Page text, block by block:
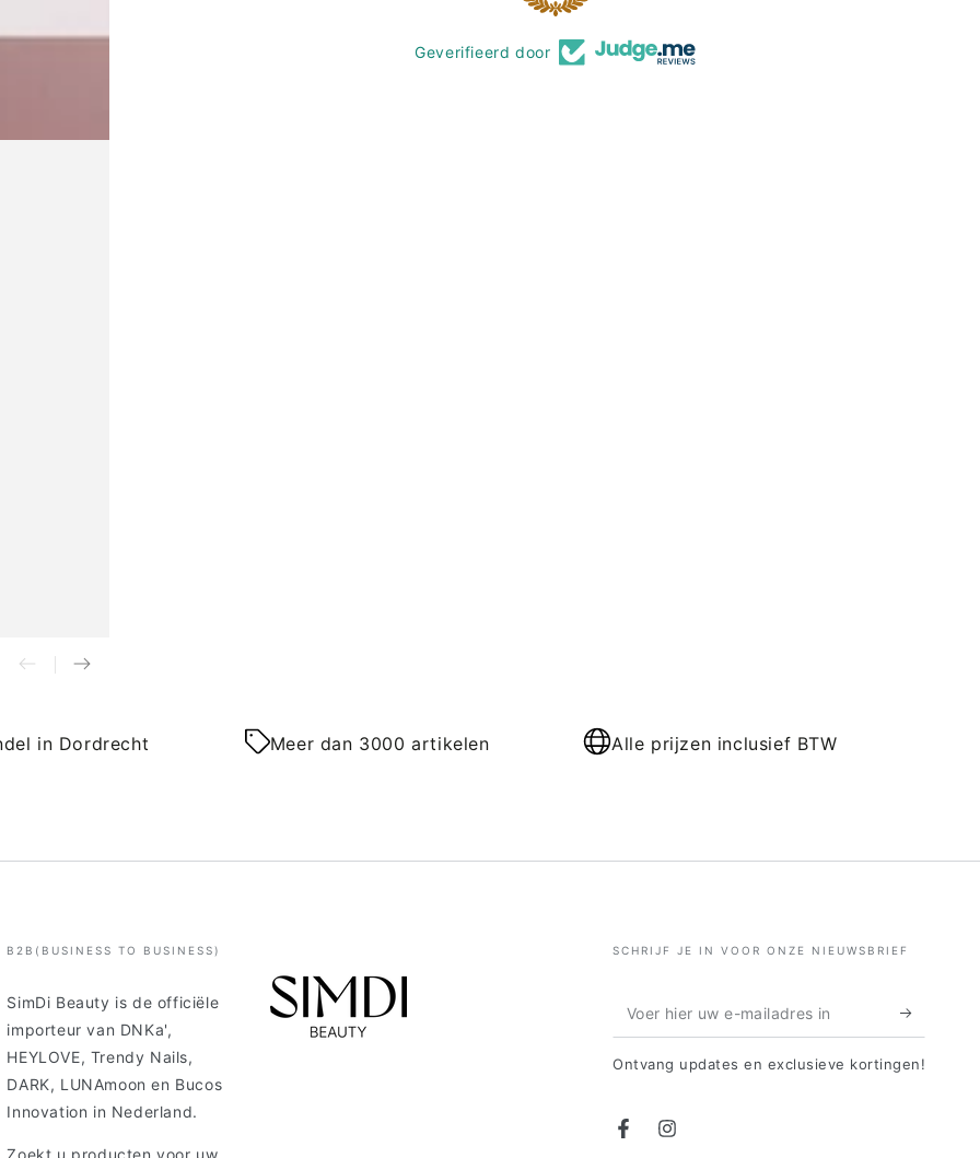
Geverifieerd door
in Dordrecht Meer dan 3000 artikelen Alle prijzen inclusief BTW
B2B(BUSINESS TO BUSINESS)
SimDi Beauty is de officiële
importeur van DNKa',
HEYLOVE, Trendy Nails,
DARK, LUNAmoon en Bucos
Innovation in Nederland.
Zoekt u producten voor uw
SCHRIJF JE IN VOOR ONZE NIEUWSBRIEF
Voer
hier
uw
mailadres
Ontvang updates en exclusieve kortingen!
FacebookInstagram